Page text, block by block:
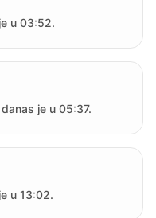
u 03:52.
je u 05:37.
u 13:02.